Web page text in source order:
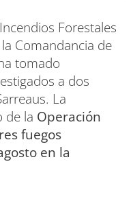
Forestales
Comandancia de
tomado
a dos
La
de la Operación
fuegos
en la